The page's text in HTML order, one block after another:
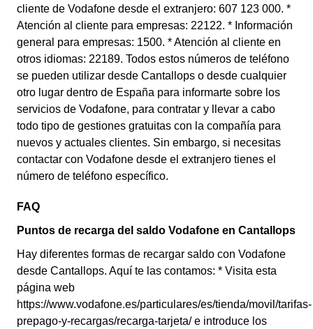
cliente de Vodafone desde el extranjero: 607 123 000. *
Atención al cliente para empresas: 22122. * Información
general para empresas: 1500. * Atención al cliente en
otros idiomas: 22189. Todos estos números de teléfono
se pueden utilizar desde Cantallops o desde cualquier
otro lugar dentro de España para informarte sobre los
servicios de Vodafone, para contratar y llevar a cabo
todo tipo de gestiones gratuitas con la compañía para
nuevos y actuales clientes. Sin embargo, si necesitas
contactar con Vodafone desde el extranjero tienes el
número de teléfono específico.
FAQ
Puntos de recarga del saldo Vodafone en Cantallops
Hay diferentes formas de recargar saldo con Vodafone
desde Cantallops. Aquí te las contamos: * Visita esta
página web
https://www.vodafone.es/particulares/es/tienda/movil/tarifas-
prepago-y-recargas/recarga-tarjeta/ e introduce los